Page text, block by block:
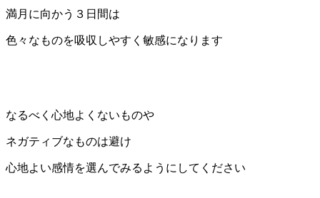
満月に向かう３日間は
色々なものを吸収しやすく敏感になります
なるべく心地よくないものや
ネガティブなものは避け
心地よい感情を選んでみるようにしてください